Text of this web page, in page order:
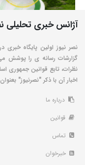
آژانس خبری تحلیلی
نصر نیوز اولین پایگاه
گزارشات رسانه ی را پوشش
نظرات، تابع قوانین جمهوری
اخبار آن با ذکر "نصرنیوز"
درباره ما
قوانین
تماس
خبرخوان